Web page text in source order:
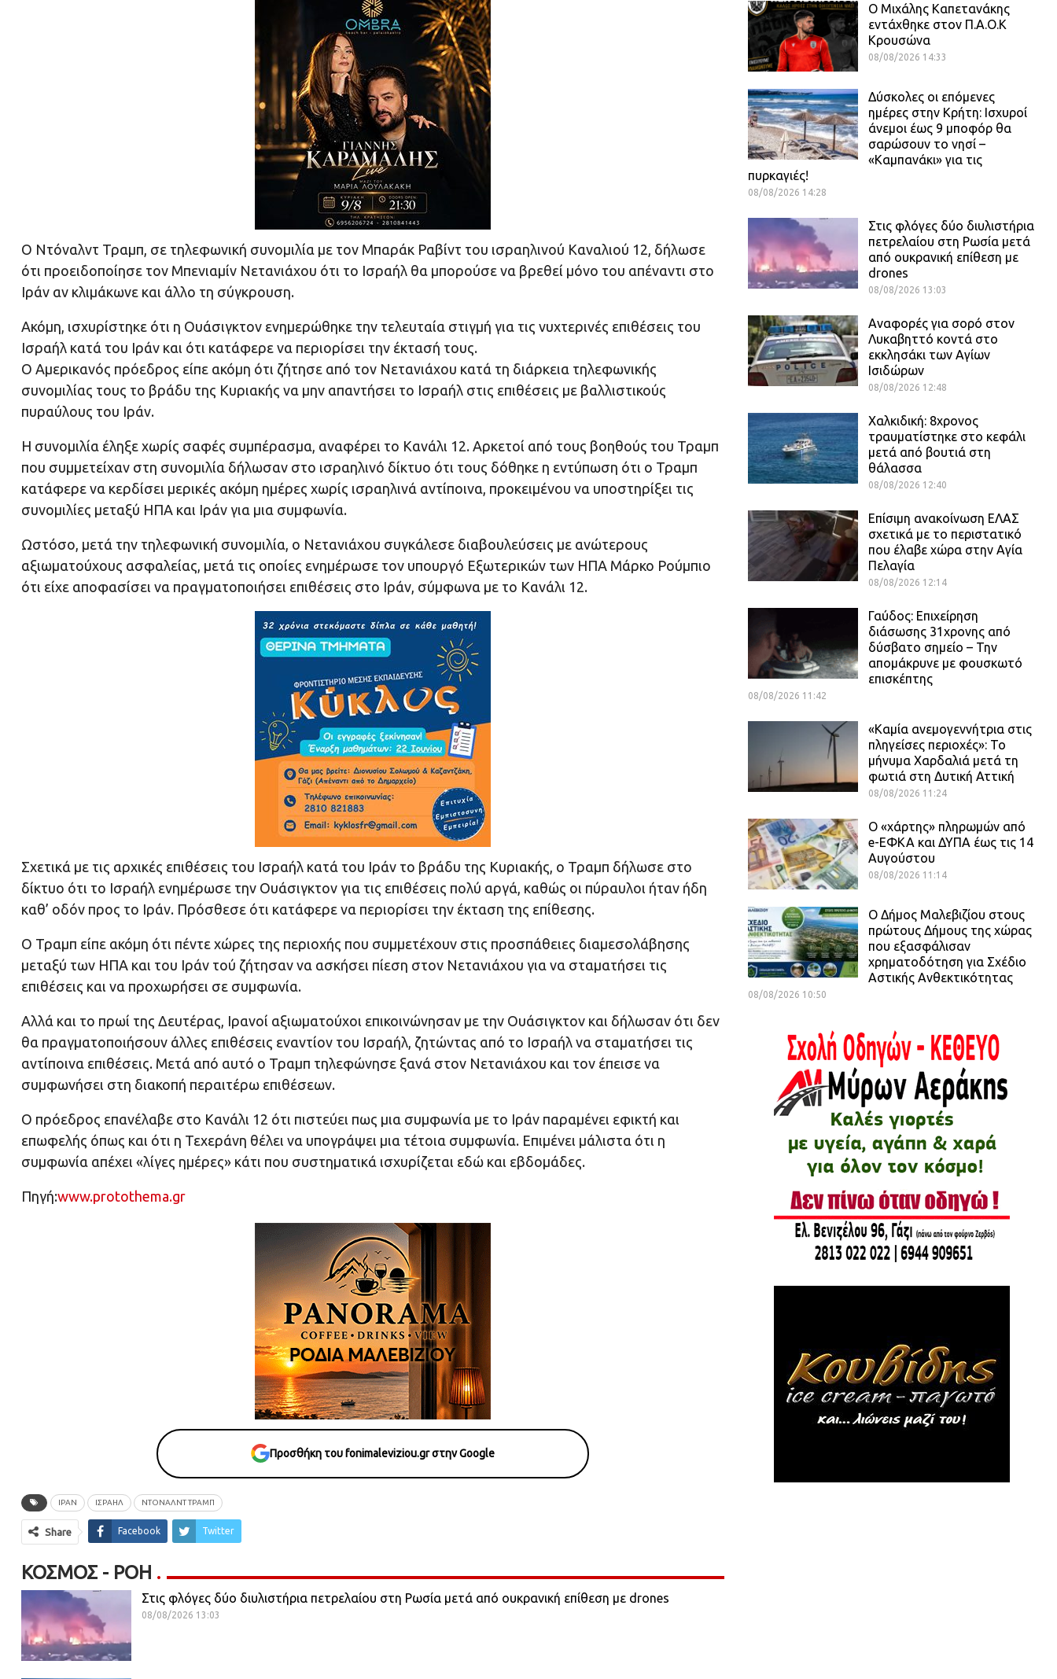
Ο Ντόναλντ Τραμπ, σε τηλεφωνική συνομιλία με τον Μπαράκ Ραβίντ του ισραηλινού Καναλιού 12, δήλωσε
ότι προειδοποίησε τον Μπενιαμίν Νετανιάχου ότι το Ισραήλ θα μπορούσε να βρεθεί μόνο του απέναντι στο
Ιράν αν κλιμάκωνε και άλλο τη σύγκρουση.
Ακόμη, ισχυρίστηκε ότι η Ουάσιγκτον ενημερώθηκε την τελευταία στιγμή για τις νυχτερινές επιθέσεις του
Ισραήλ κατά του Ιράν και ότι κατάφερε να περιορίσει την έκτασή τους.
Ο Αμερικανός πρόεδρος είπε ακόμη ότι ζήτησε από τον Νετανιάχου κατά τη διάρκεια τηλεφωνικής
συνομιλίας τους το βράδυ της Κυριακής να μην απαντήσει το Ισραήλ στις επιθέσεις με βαλλιστικούς
πυραύλους του Ιράν.
Η συνομιλία έληξε χωρίς σαφές συμπέρασμα, αναφέρει το Κανάλι 12. Αρκετοί από τους βοηθούς του Τραμπ
που συμμετείχαν στη συνομιλία δήλωσαν στο ισραηλινό δίκτυο ότι τους δόθηκε η εντύπωση ότι ο Τραμπ
κατάφερε να κερδίσει μερικές ακόμη ημέρες χωρίς ισραηλινά αντίποινα, προκειμένου να υποστηρίξει τις
συνομιλίες μεταξύ ΗΠΑ και Ιράν για μια συμφωνία.
Ωστόσο, μετά την τηλεφωνική συνομιλία, ο Νετανιάχου συγκάλεσε διαβουλεύσεις με ανώτερους
αξιωματούχους ασφαλείας, μετά τις οποίες ενημέρωσε τον υπουργό Εξωτερικών των ΗΠΑ Μάρκο Ρούμπιο
ότι είχε αποφασίσει να πραγματοποιήσει επιθέσεις στο Ιράν, σύμφωνα με το Κανάλι 12.
Σχετικά με τις αρχικές επιθέσεις του Ισραήλ κατά του Ιράν το βράδυ της Κυριακής, ο Τραμπ δήλωσε στο
δίκτυο ότι το Ισραήλ ενημέρωσε την Ουάσιγκτον για τις επιθέσεις πολύ αργά, καθώς οι πύραυλοι ήταν ήδη
καθ’ οδόν προς το Ιράν. Πρόσθεσε ότι κατάφερε να περιορίσει την έκταση της επίθεσης.
Ο Τραμπ είπε ακόμη ότι πέντε χώρες της περιοχής που συμμετέχουν στις προσπάθειες διαμεσολάβησης
μεταξύ των ΗΠΑ και του Ιράν τού ζήτησαν να ασκήσει πίεση στον Νετανιάχου για να σταματήσει τις
επιθέσεις και να προχωρήσει σε συμφωνία.
Αλλά και το πρωί της Δευτέρας, Ιρανοί αξιωματούχοι επικοινώνησαν με την Ουάσιγκτον και δήλωσαν ότι δεν
θα πραγματοποιήσουν άλλες επιθέσεις εναντίον του Ισραήλ, ζητώντας από το Ισραήλ να σταματήσει τις
αντίποινα επιθέσεις. Μετά από αυτό ο Τραμπ τηλεφώνησε ξανά στον Νετανιάχου και τον έπεισε να
συμφωνήσει στη διακοπή περαιτέρω επιθέσεων.
Ο πρόεδρος επανέλαβε στο Κανάλι 12 ότι πιστεύει πως μια συμφωνία με το Ιράν παραμένει εφικτή και
επωφελής όπως και ότι η Τεχεράνη θέλει να υπογράψει μια τέτοια συμφωνία. Επιμένει μάλιστα ότι η
συμφωνία απέχει «λίγες ημέρες» κάτι που συστηματικά ισχυρίζεται εδώ και εβδομάδες.
Πηγή:www.protothema.gr
Προσθήκη του fonimaleviziou.gr στην Google
ΙΡΑΝ ΙΣΡΑΉΛ ΝΤΌΝΑΛΝΤ ΤΡΑΜΠ
Share Facebook Twitter
ΚΌΣΜΟΣ - ΡΟΗ
Στις φλόγες δύο διυλιστήρια πετρελαίου στη Ρωσία μετά από ουκρανική επίθεση με drones
08/08/2026 13:03
O Mιχάλης Καπετανάκης
εντάχθηκε στον Π.Α.Ο.Κ
Κρουσώνα
08/08/2026 14:33
Δύσκολες οι επόμενες
ημέρες στην Κρήτη: Ισχυροί
άνεμοι έως 9 μποφόρ θα
σαρώσουν το νησί –
«Καμπανάκι» για τις
πυρκαγιές!
08/08/2026 14:28
Στις φλόγες δύο διυλιστήρια
πετρελαίου στη Ρωσία μετά
από ουκρανική επίθεση με
drones
08/08/2026 13:03
Αναφορές για σορό στον
Λυκαβηττό κοντά στο
εκκλησάκι των Αγίων
Ισιδώρων
08/08/2026 12:48
Χαλκιδική: 8χρονος
τραυματίστηκε στο κεφάλι
μετά από βουτιά στη
θάλασσα
08/08/2026 12:40
Επίσιμη ανακοίνωση ΕΛΑΣ
σχετικά με το περιστατικό
που έλαβε χώρα στην Αγία
Πελαγία
08/08/2026 12:14
Γαύδος: Επιχείρηση
διάσωσης 31χρονης από
δύσβατο σημείο – Την
απομάκρυνε με φουσκωτό
επισκέπτης
08/08/2026 11:42
«Καμία ανεμογεννήτρια στις
πληγείσες περιοχές»: Το
μήνυμα Χαρδαλιά μετά τη
φωτιά στη Δυτική Αττική
08/08/2026 11:24
Ο «χάρτης» πληρωμών από
e-ΕΦΚΑ και ΔΥΠΑ έως τις 14
Αυγούστου
08/08/2026 11:14
Ο Δήμος Μαλεβιζίου στους
πρώτους Δήμους της χώρας
που εξασφάλισαν
χρηματοδότηση για Σχέδιο
Αστικής Ανθεκτικότητας
08/08/2026 10:50